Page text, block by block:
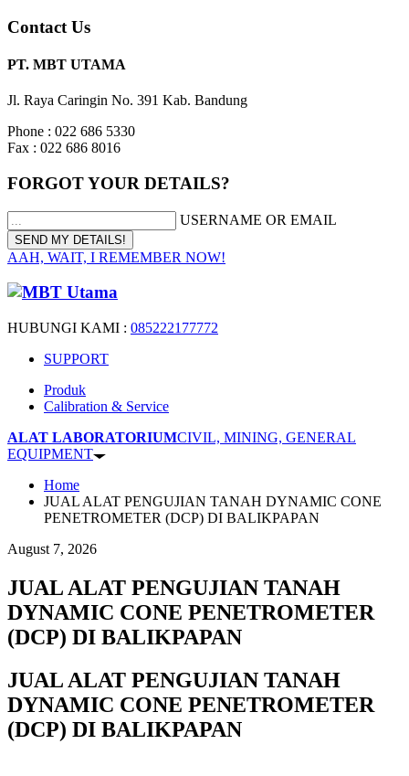
Contact Us
PT. MBT UTAMA
Jl. Raya Caringin No. 391 Kab. Bandung
Phone : 022 686 5330
Fax : 022 686 8016
FORGOT YOUR DETAILS?
USERNAME OR EMAIL
AAH, WAIT, I REMEMBER NOW!
HUBUNGI KAMI : 085222177772
SUPPORT
Produk
Calibration & Service
ALAT LABORATORIUMCIVIL, MINING, GENERAL
EQUIPMENT
Home
JUAL ALAT PENGUJIAN TANAH DYNAMIC CONE
PENETROMETER (DCP) DI BALIKPAPAN
August 7, 2026
JUAL ALAT PENGUJIAN TANAH
DYNAMIC CONE PENETROMETER
(DCP) DI BALIKPAPAN
JUAL ALAT PENGUJIAN TANAH
DYNAMIC CONE PENETROMETER
(DCP) DI BALIKPAPAN